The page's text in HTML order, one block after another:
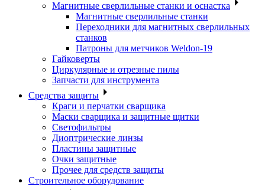
Магнитные сверлильные станки и оснастка
Магнитные сверлильные станки
Переходники для магнитных сверлильных
станков
Патроны для метчиков Weldon-19
Гайковерты
Циркулярные и отрезные пилы
Запчасти для инструмента
Средства защиты
Краги и перчатки сварщика
Маски сварщика и защитные щитки
Светофильтры
Диоптрические линзы
Пластины защитные
Очки защитные
Прочее для средств защиты
Строительное оборудование